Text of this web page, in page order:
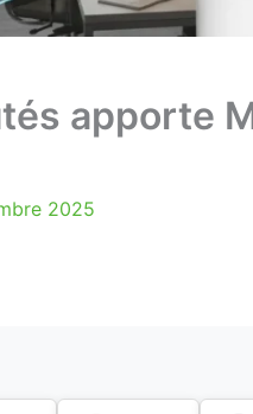
apporte
2025